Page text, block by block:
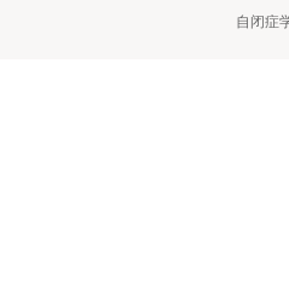
自闭症